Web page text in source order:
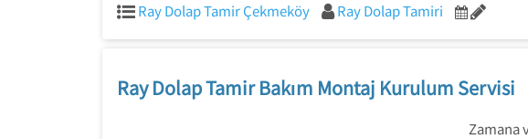
Ray Dolap Tamir Çekmeköy Ray Dolap Tamiri
Ray Dolap Tamir Bakım Montaj Kurulum Servisi
Zamana